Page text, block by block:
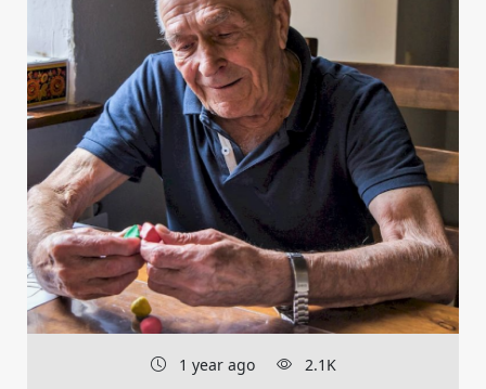
1 year ago 2.1K